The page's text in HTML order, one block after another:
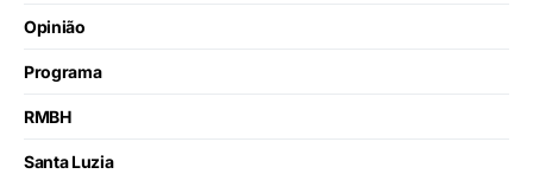
Opinião
Programa
RMBH
Santa Luzia